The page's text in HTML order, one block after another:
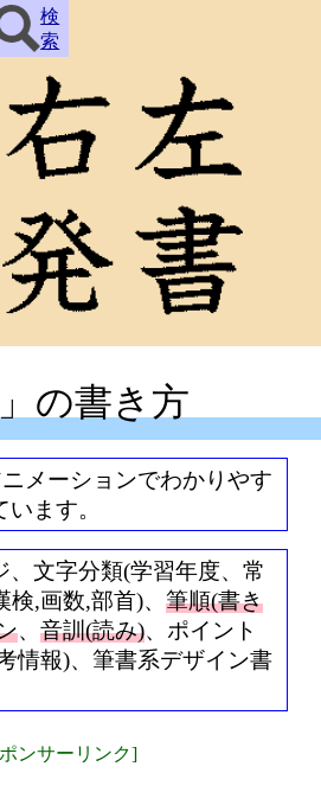
検
索
」の書き方
メーションでわかりやす
ます。
、文字分類(学習年度、常
検,画数,部首)、 筆順(書き
、 音訓(読み)、ポイント
情報)、筆書系デザイン書
ンサーリンク]